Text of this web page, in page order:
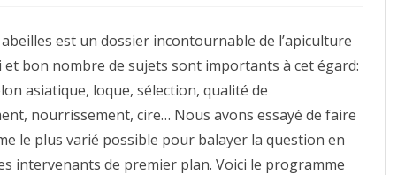
détaillé
2023
est un dossier incontournable de l’apiculture
et bon nombre de sujets sont importants à cet égard:
asiatique, loque, sélection, qualité de
nourrissement, cire… Nous avons essayé de faire
le plus varié possible pour balayer la question en
intervenants de premier plan. Voici le programme